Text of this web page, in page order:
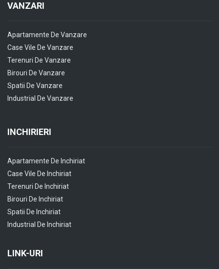
VANZARI
Apartamente De Vanzare
Case Vile De Vanzare
Terenuri De Vanzare
Birouri De Vanzare
Spatii De Vanzare
Industrial De Vanzare
INCHIRIERI
Apartamente De Inchiriat
Case Vile De Inchiriat
Terenuri De Inchiriat
Birouri De Inchiriat
Spatii De Inchiriat
Industrial De Inchiriat
LINK-URI